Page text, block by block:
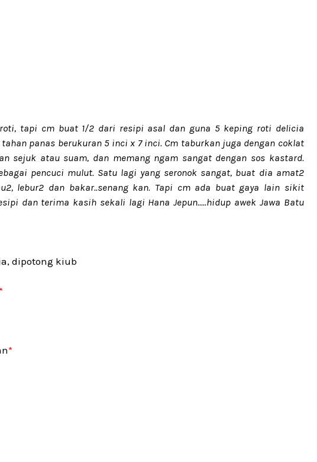
tapi cm buat 1/2 dari resipi asal dan guna 5 keping roti delicia
panas berukuran 5 inci x 7 inci. Cm taburkan juga dengan coklat
sejuk atau suam, dan memang ngam sangat dengan sos kastard.
pencuci mulut. Satu lagi yang seronok sangat, buat dia amat2
lebur2 dan bakar..senang kan. Tapi cm ada buat gaya lain sikit
dan terima kasih sekali lagi Hana Jepun.....hidup awek Jawa Batu
dipotong kiub
*